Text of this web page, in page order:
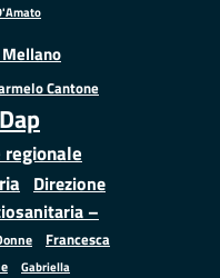
Cantone
Dap
regionale
Direzione
–
Francesca
Gabriella